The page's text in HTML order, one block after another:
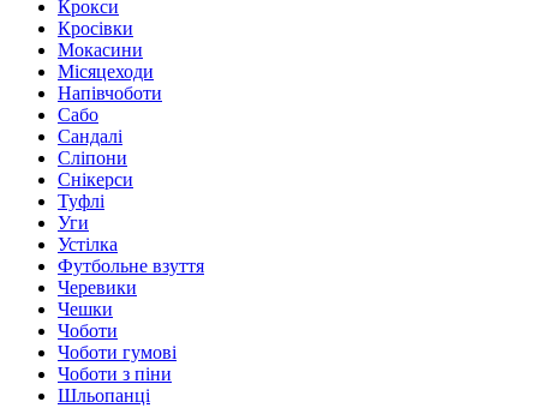
Крокси
Кросівки
Мокасини
Місяцеходи
Напівчоботи
Сабо
Сандалі
Сліпони
Снікерси
Туфлі
Уги
Устілка
Футбольне взуття
Черевики
Чешки
Чоботи
Чоботи гумові
Чоботи з піни
Шльопанці